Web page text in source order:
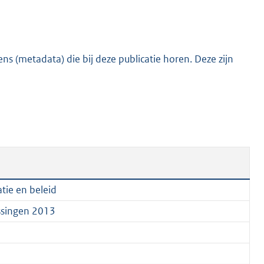
K
(metadata) die bij deze publicatie horen. Deze zijn
en beleid
2013